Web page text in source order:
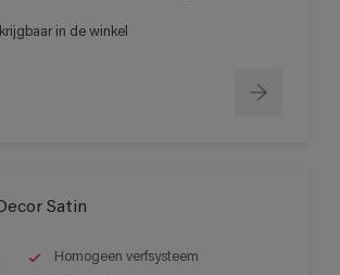
in de winkel
Satin
Homogeen verfsysteem